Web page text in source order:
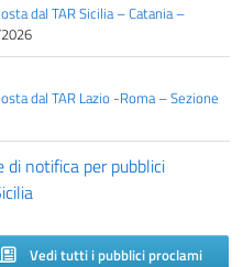
dal TAR Sicilia – Catania –
dal TAR Lazio -Roma – Sezione
notifica per pubblici
Vedi tutti i pubblici proclami